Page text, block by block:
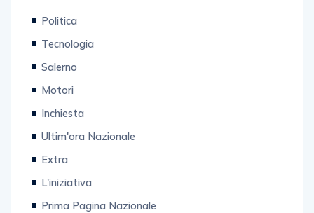
Politica
Tecnologia
Salerno
Motori
Inchiesta
Ultim'ora Nazionale
Extra
L'iniziativa
Prima Pagina Nazionale